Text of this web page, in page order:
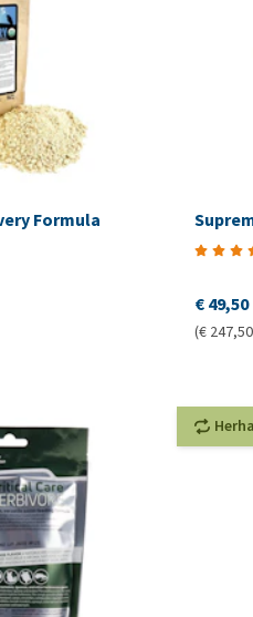
Formula
€ 49,50
(€